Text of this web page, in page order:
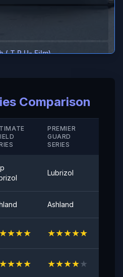
( T P U- Film)
Comparison
PREMIER
GUARD
SERIES
Lubrizol
Ashland
★★★★ ★★★★★
★★★★ ★★★★★